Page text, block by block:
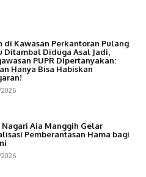
di Kawasan Perkantoran Pulang
Ditambal Diduga Asal Jadi,
PUPR Dipertanyakan:
Hanya Bisa Habiskan
Aia Manggih Gelar
Pemberantasan Hama bagi